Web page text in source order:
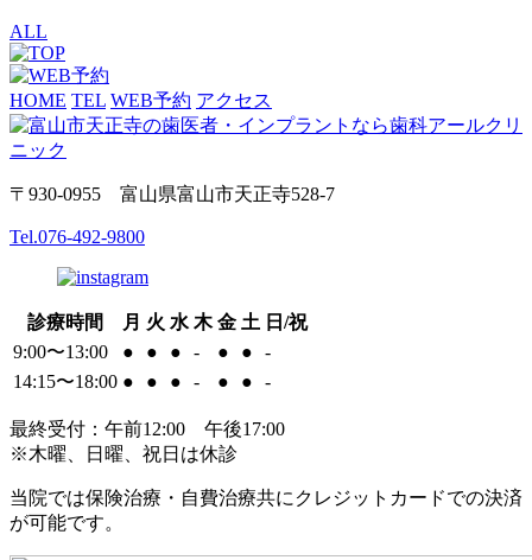
ALL
HOME TEL WEB予約 アクセス
〒930-0955 富山県富山市天正寺528-7
Tel.076-492-9800
診療時間 月 火 水 木 金 土 日/祝
9:00〜13:00
● ● ● - ● ●
-
14:15〜18:00 ● ● ● - ● ● -
最終受付：午前12:00 午後17:00
※木曜、日曜、祝日は休診
当院では保険治療・自費治療共にクレジットカードでの決済
が可能です。